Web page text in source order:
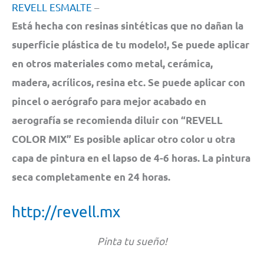
REVELL ESMALTE –
Está hecha con resinas sintéticas que no dañan la
superficie plástica de tu modelo!, Se puede aplicar
en otros materiales como metal, cerámica,
madera, acrílicos, resina etc. Se puede aplicar con
pincel o aerógrafo para mejor acabado en
aerografía se recomienda diluir con “REVELL
COLOR MIX” Es posible aplicar otro color u otra
capa de pintura en el lapso de 4-6 horas. La pintura
seca completamente en 24 horas.
http://revell.mx
Pinta tu sueño!